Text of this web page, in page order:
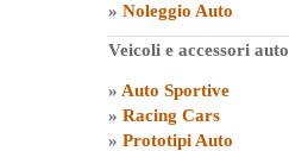
» Noleggio Auto
Veicoli e accessori auto
» Auto Sportive
» Racing Cars
» Prototipi Auto